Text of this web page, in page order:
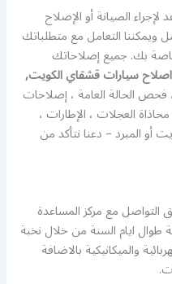
الصيانة أو الإصلاح
التعامل مع متطلباتك
بك. جميع إصلاحاتك
سيارات قشقاي الكويت,
فحص الحالة العامة ، إصلاحات
العجلات ، الإطارات ،
المبرد – دعنا نتأكد من
مع مركز المساعدة
يعمل على مدار 24 ساعة طوال ايام السنة من خلال نخبة
والميكانيكية بالاضافة